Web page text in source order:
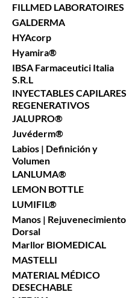
FILLMED LABORATOIRES
GALDERMA
HYAcorp
Hyamira®
IBSA Farmaceutici Italia
S.R.L
INYECTABLES CAPILARES
REGENERATIVOS
JALUPRO®
Juvéderm®
Labios | Definición y
Volumen
LANLUMA®
LEMON BOTTLE
LUMIFIL®
Manos | Rejuvenecimiento
Dorsal
Marllor BIOMEDICAL
MASTELLI
MATERIAL MÉDICO
DESECHABLE